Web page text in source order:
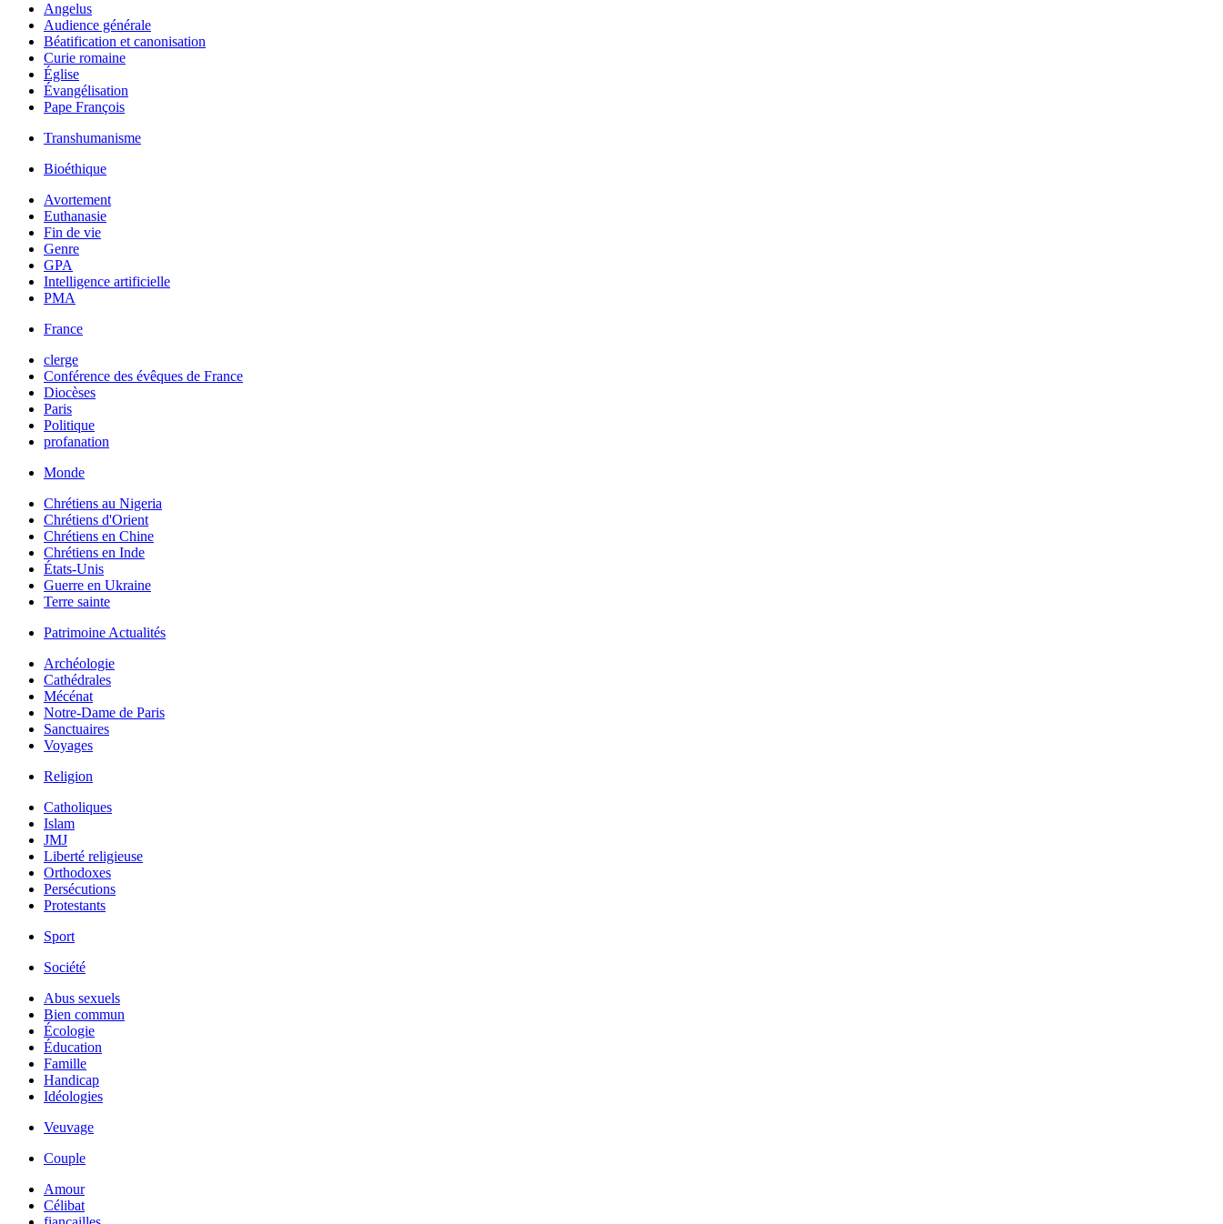
Angelus
Audience générale
Béatification et canonisation
Curie romaine
Église
Évangélisation
Pape François
Transhumanisme
Bioéthique
Avortement
Euthanasie
Fin de vie
Genre
GPA
Intelligence artificielle
PMA
France
clerge
Conférence des évêques de France
Diocèses
Paris
Politique
profanation
Monde
Chrétiens au Nigeria
Chrétiens d'Orient
Chrétiens en Chine
Chrétiens en Inde
États-Unis
Guerre en Ukraine
Terre sainte
Patrimoine Actualités
Archéologie
Cathédrales
Mécénat
Notre-Dame de Paris
Sanctuaires
Voyages
Religion
Catholiques
Islam
JMJ
Liberté religieuse
Orthodoxes
Persécutions
Protestants
Sport
Société
Abus sexuels
Bien commun
Écologie
Éducation
Famille
Handicap
Idéologies
Veuvage
Couple
Amour
Célibat